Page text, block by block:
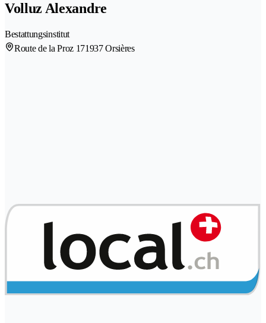
Volluz Alexandre
Bestattungsinstitut
Route de la Proz 171937 Orsières